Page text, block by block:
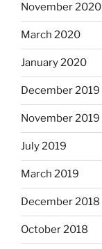
November 2020
March 2020
January 2020
December 2019
November 2019
July 2019
March 2019
December 2018
October 2018